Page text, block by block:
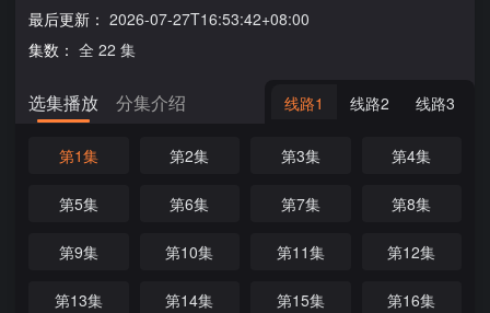
最后更新： 2026-07-27T16:53:42+08:00
集数： 全 22 集
选集播放 分集介绍 线路1 线路2 线路3
第1集 第2集 第3集 第4集
第5集 第6集 第7集 第8集
第9集 第10集 第11集 第12集
第13集 第14集 第15集 第16集